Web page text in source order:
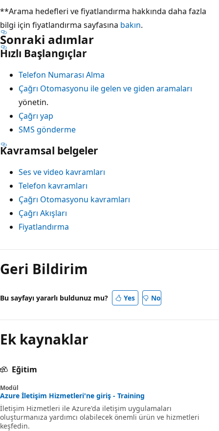
**Arama hedefleri ve fiyatlandırma hakkında daha fazla
bilgi için fiyatlandırma sayfasına bakın.
Sonraki adımlar
Hızlı Başlangıçlar
Telefon Numarası Alma
Çağrı Otomasyonu ile gelen ve giden aramaları
yönetin.
Çağrı yap
SMS gönderme
Kavramsal belgeler
Ses ve video kavramları
Telefon kavramları
Çağrı Otomasyonu kavramları
Çağrı Akışları
Fiyatlandırma
Geri Bildirim
Bu sayfayı yararlı buldunuz mu? Yes No
Ek kaynaklar
Eğitim
Modül
Azure İletişim Hizmetleri'ne giriş - Training
İletişim Hizmetleri ile Azure'da iletişim uygulamaları
oluşturmanıza yardımcı olabilecek önemli ürün ve hizmetleri
keşfedin.